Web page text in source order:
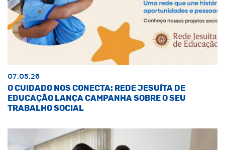
07.05.26
O CUIDADO NOS CONECTA: REDE JESUÍTA DE
EDUCAÇÃO LANÇA CAMPANHA SOBRE O SEU
TRABALHO SOCIAL